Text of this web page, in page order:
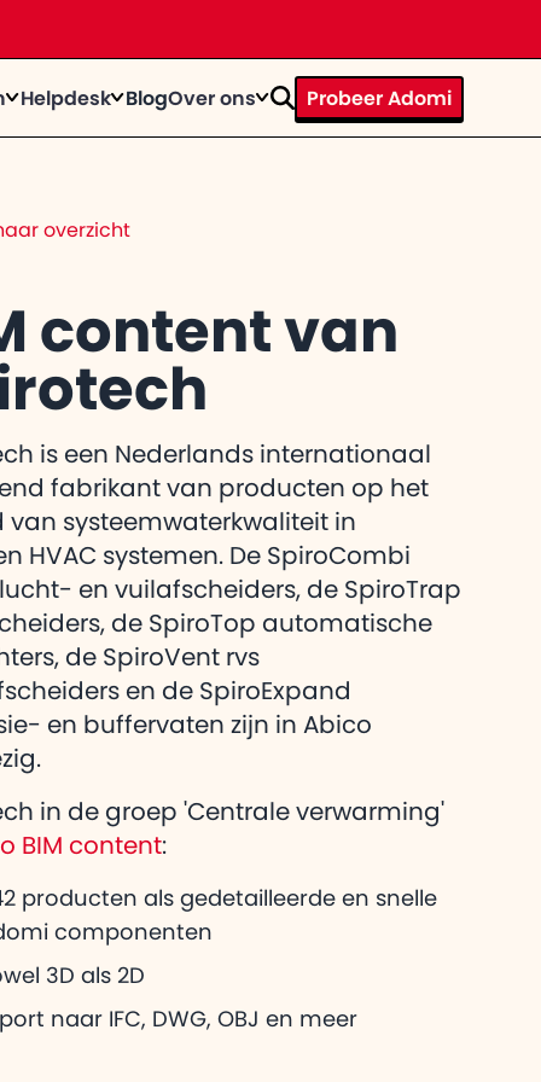
Helpdesk
de
gebruiker
over Adomi
voor
BlogOver ons
bij
knallen?
Probeer Adomi
overzicht
content van
is een Nederlands internationaal
fabrikant van producten op het
van systeemwaterkwaliteit in
HVAC systemen. De SpiroCombi
en vuilafscheiders, de SpiroTrap
de SpiroTop automatische
de SpiroVent rvs
en de SpiroExpand
en buffervaten zijn in Abico
in de groep 'Centrale verwarming'
BIM content:
producten als gedetailleerde en snelle
componenten
3D als 2D
naar IFC, DWG, OBJ en meer